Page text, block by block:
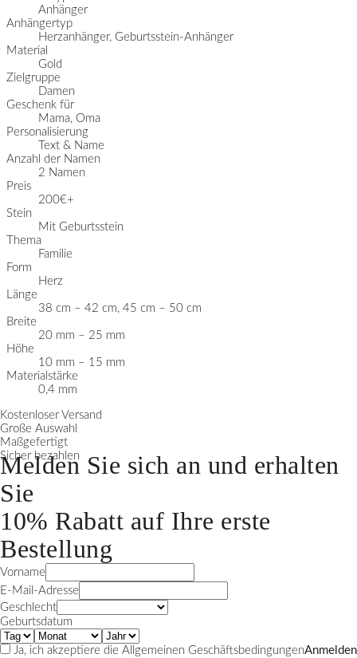
Anhänger
Anhängertyp
Herzanhänger, Geburtsstein-Anhänger
Material
Gold
Zielgruppe
Damen
Geschenk für
Mama, Oma
Personalisierung
Text & Name
Anzahl der Namen
2 Namen
Preis
200€+
Stein
Mit Geburtsstein
Thema
Familie
Form
Herz
Länge
38 cm – 42 cm, 45 cm – 50 cm
Breite
20 mm – 25 mm
Höhe
10 mm – 15 mm
Materialstärke
0,4 mm
Kostenloser Versand
Große Auswahl
Maßgefertigt
Sicher bezahlen
Melden Sie sich an und erhalten
Sie
10% Rabatt auf Ihre erste
Bestellung
Vorname
E-Mail-Adresse
Geschlecht
Geburtsdatum
Ja, ich akzeptiere die Allgemeinen GeschäftsbedingungenAnmelden